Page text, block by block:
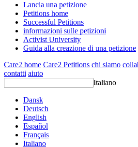
Lancia una petizione
Petitions home
Successful Petitions
informazioni sulle petizioni
Activist University
Guida alla creazione di una petizione
Care2 home Care2 Petitions chi siamo
contatti aiuto
Italiano
Dansk
Deutsch
English
Español
Français
Italiano